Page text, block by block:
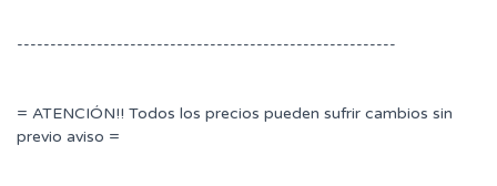
---------------------------------------------------------
= ATENCIÓN!! Todos los precios pueden sufrir cambios sin
previo aviso =